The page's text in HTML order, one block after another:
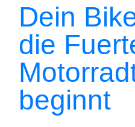
Dein
die
beginnt